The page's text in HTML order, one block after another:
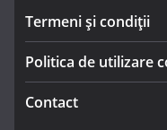
Termeni și condiții
Politica de utilizare
Contact